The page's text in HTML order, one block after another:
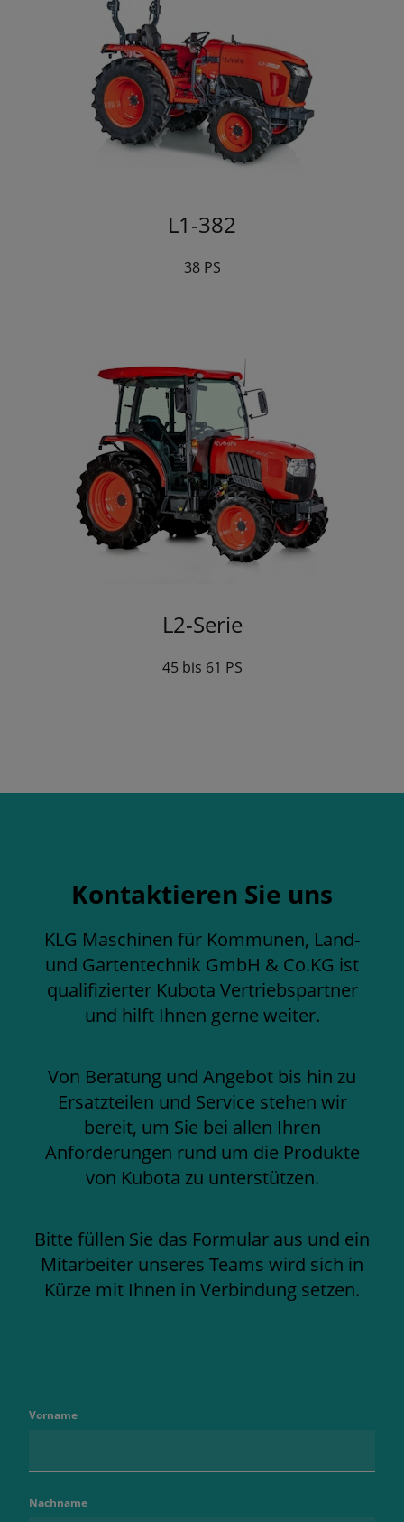
L1-382
38 PS
L2-Serie
45 bis 61 PS
Kontaktieren Sie uns
KLG Maschinen für Kommunen, Land-
und Gartentechnik GmbH & Co.KG ist
qualifizierter Kubota Vertriebspartner
und hilft Ihnen gerne weiter.
Von Beratung und Angebot bis hin zu
Ersatzteilen und Service stehen wir
bereit, um Sie bei allen Ihren
Anforderungen rund um die Produkte
von Kubota zu unterstützen.
Bitte füllen Sie das Formular aus und ein
Mitarbeiter unseres Teams wird sich in
Kürze mit Ihnen in Verbindung setzen.
Vorname
Nachname